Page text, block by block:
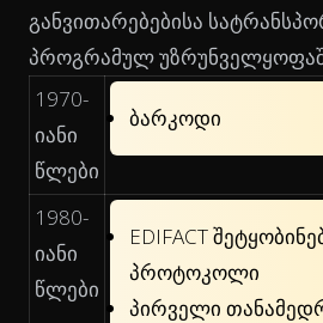
განვითარებებისა
პროგრამულ
1970-
იანი
წლები
ბარკოდი
1980-
იანი
წლები
EDIFACT
პროტოკოლი
პირველი